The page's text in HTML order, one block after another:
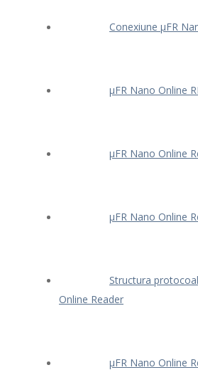
Conexiune μFR
μFR Nano Online
μFR Nano Online
μFR Nano Online
Structura
Online Reader
μFR Nano Online